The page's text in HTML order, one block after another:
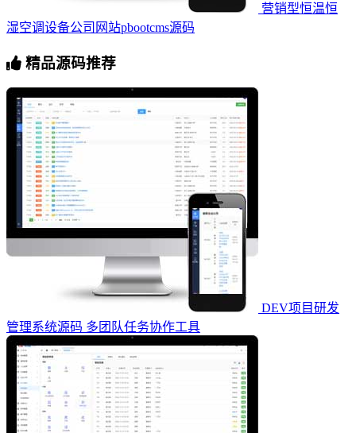
营销型恒温恒
湿空调设备公司网站pbootcms源码
精品源码推荐
DEV项目研发
管理系统源码 多团队任务协作工具